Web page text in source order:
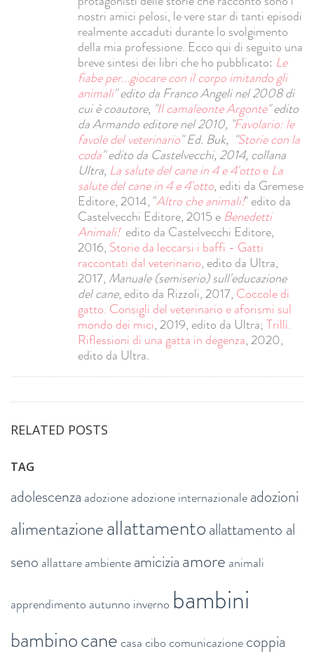
nostri amici pelosi, le vere star di tanti episodi
realmente accaduti durante lo svolgimento
della mia professione. Ecco qui di seguito una
breve sintesi dei libri che ho pubblicato: Le
fiabe per...giocare con il corpo imitando gli
animali" edito da Franco Angeli nel 2008 di
cui è coautore, "Il camaleonte Argonte" edito
da Armando editore nel 2010, "Favolario: le
favole del veterinario" Ed. Buk, "Storie con la
coda" edito da Castelvecchi, 2014, collana
Ultra, La salute del cane in 4 e 4'ottoe La
salute del cane in 4 e 4'otto, editi da Gremese
Editore, 2014, "Altro che animali!" edito da
Castelvecchi Editore, 2015 e Benedetti
Animali! edito da Castelvecchi Editore,
2016, Storie da leccarsi i baffi - Gatti
raccontati dal veterinario, edito da Ultra,
2017, Manuale (semiserio) sull'educazione
del cane, edito da Rizzoli, 2017, Coccole di
gatto. Consigli del veterinario e aforismi sul
mondo dei mici, 2019, edito da Ultra;Trilli.
Riflessioni di una gatta in degenza, 2020,
edito da Ultra.
RELATED POSTS
TAG
adolescenza adozioneadozione internazionaleadozioni
alimentazioneallattamentoallattamento al
seno allattareambienteamiciziaamore animali
apprendimento autunno inverno bambini
bambinocanecasacibocomunicazionecoppia